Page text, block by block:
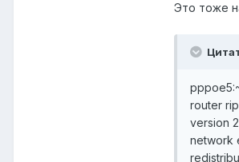
Это тоже
router rip
version 2
network